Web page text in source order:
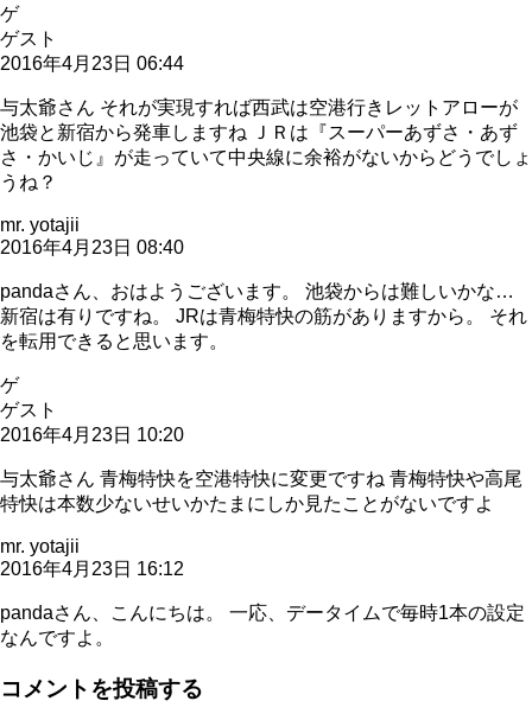
ゲ
ゲスト
2016年4月23日 06:44
与太爺さん それが実現すれば西武は空港行きレットアローが
池袋と新宿から発車しますね ＪＲは『スーパーあずさ・あず
さ・かいじ』が走っていて中央線に余裕がないからどうでしょ
うね？
mr. yotajii
2016年4月23日 08:40
pandaさん、おはようございます。 池袋からは難しいかな…
新宿は有りですね。 JRは青梅特快の筋がありますから。 それ
を転用できると思います。
ゲ
ゲスト
2016年4月23日 10:20
与太爺さん 青梅特快を空港特快に変更ですね 青梅特快や高尾
特快は本数少ないせいかたまにしか見たことがないですよ
mr. yotajii
2016年4月23日 16:12
pandaさん、こんにちは。 一応、データイムで毎時1本の設定
なんですよ。
コメントを投稿する